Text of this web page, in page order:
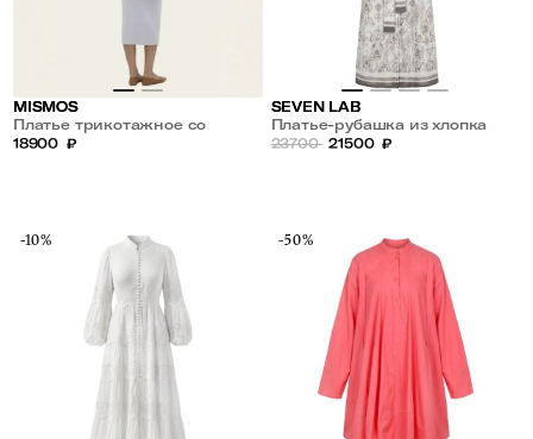
MISMOS
Платье трикотажное со
сборкой
18900 ₽
SEVEN LAB
Платье-рубашка из хлопка
23700 21500 ₽
-10% -50%